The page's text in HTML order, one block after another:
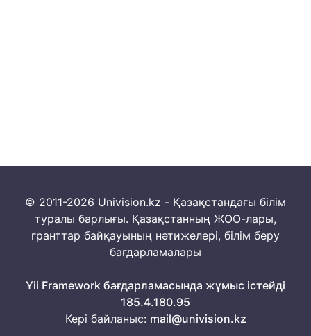
© 2011-2026 Univision.kz - Қазақстандағы білім
туралы барлығы. Қазақстанның ЖОО-лары,
гранттар байқауының нәтижелері, білім беру
бағдарламалары
Yii Framework бағдарламасында жұмыс істейді
185.4.180.95
Кері байланыс: mail@univision.kz